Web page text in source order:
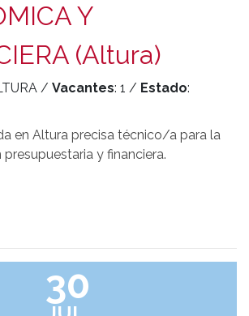
Y
(Altura)
/ Vacantes: 1 / Estado:
en Altura precisa técnico/a para la
y financiera.
30